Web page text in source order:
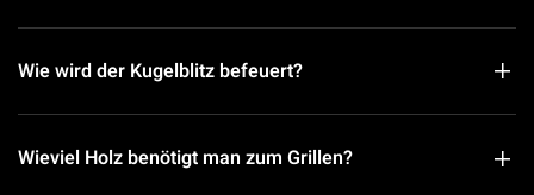
Wie wird der Kugelblitz befeuert?
Wieviel Holz benötigt man zum Grillen?